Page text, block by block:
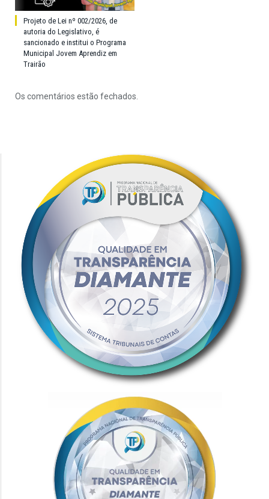
Projeto de Lei nº 002/2026, de
autoria do Legislativo, é
sancionado e institui o Programa
Municipal Jovem Aprendiz em
Trairão
Os comentários estão fechados.